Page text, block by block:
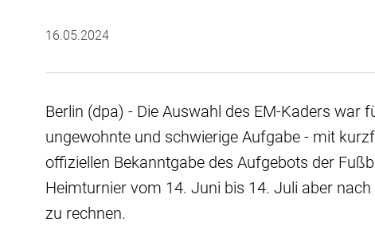
16.05.2024
Berlin (dpa) - Die Auswahl des EM-Kaders war
ungewohnte und schwierige Aufgabe - mit
offiziellen Bekanntgabe des Aufgebots der
Heimturnier vom 14. Juni bis 14. Juli aber
zu rechnen.